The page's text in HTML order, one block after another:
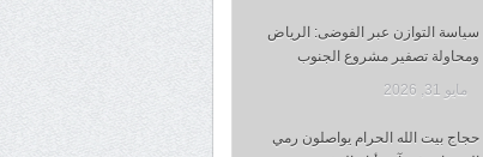
سياسة التوازن عبر الفوضى: الرياض
ومحاولة تصفير مشروع الجنوب
مايو 31, 2026
حجاج بيت الله الحرام يواصلون رمي